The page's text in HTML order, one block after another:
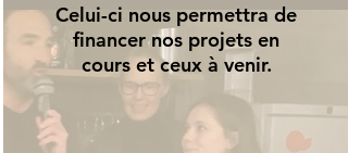
Celui-ci nous permettra de
financer nos projets en
cours et ceux à venir.